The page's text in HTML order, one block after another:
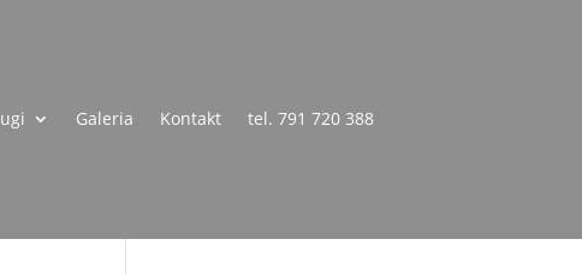
Galeria Kontakt tel. 791 720 388